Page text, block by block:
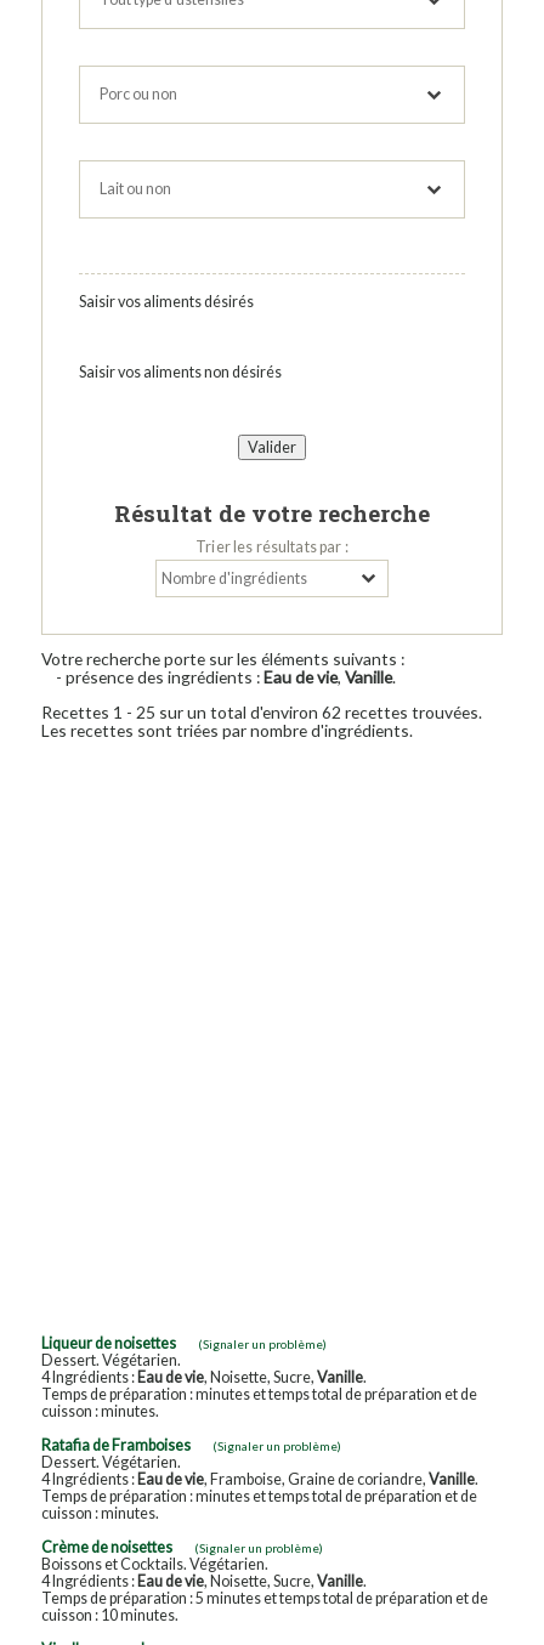
Saisir vos aliments désirés
Saisir vos aliments non désirés
Résultat de votre recherche
Trier les résultats par :
Votre recherche porte sur les éléments suivants :
- présence des ingrédients :Eau de vie, Vanille.
Recettes 1 - 25 sur un total d'environ 62 recettes trouvées.
Les recettes sont triées par nombre d'ingrédients.
Liqueur de noisettes (Signaler un problème)
Dessert. Végétarien.
4 Ingrédients : Eau de vie, Noisette, Sucre, Vanille.
Temps de préparation : minutes et temps total de préparation et de
cuisson : minutes.
Ratafia de Framboises
(Signaler un problème)
Dessert. Végétarien.
4 Ingrédients : Eau de vie, Framboise, Graine de coriandre, Vanille.
Temps de préparation : minutes et temps total de préparation et de
cuisson : minutes.
Crème de noisettes
(Signaler un problème)
Boissons et Cocktails. Végétarien.
4 Ingrédients : Eau de vie, Noisette, Sucre, Vanille.
Temps de préparation : 5 minutes et temps total de préparation et de
cuisson : 10 minutes.